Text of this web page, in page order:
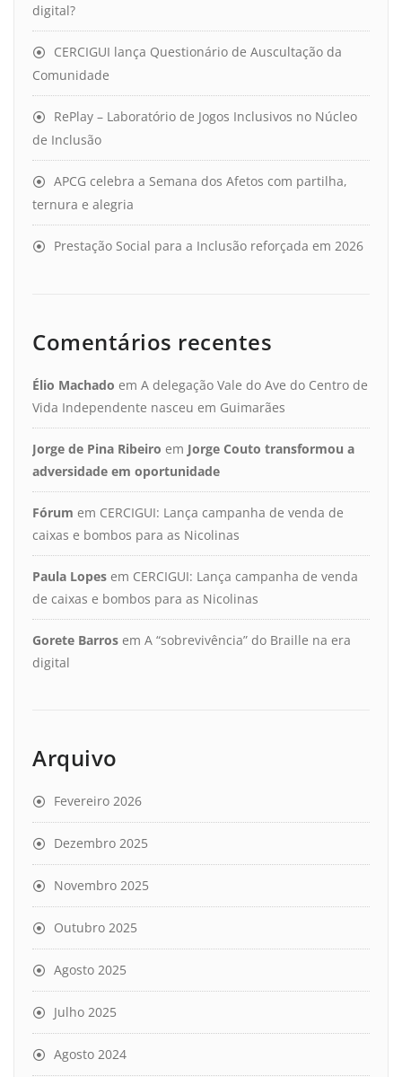
digital?
CERCIGUI lança Questionário de Auscultação da
Comunidade
RePlay – Laboratório de Jogos Inclusivos no Núcleo
de Inclusão
APCG celebra a Semana dos Afetos com partilha,
ternura e alegria
Prestação Social para a Inclusão reforçada em 2026
Comentários recentes
Élio Machado em A delegação Vale do Ave do Centro de
Vida Independente nasceu em Guimarães
Jorge de Pina Ribeiro em Jorge Couto transformou a
adversidade em oportunidade
Fórum em CERCIGUI: Lança campanha de venda de
caixas e bombos para as Nicolinas
Paula Lopes em CERCIGUI: Lança campanha de venda
de caixas e bombos para as Nicolinas
Gorete Barros em A “sobrevivência” do Braille na era
digital
Arquivo
Fevereiro 2026
Dezembro 2025
Novembro 2025
Outubro 2025
Agosto 2025
Julho 2025
Agosto 2024